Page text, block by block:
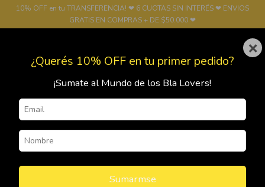
10% OFF en tu TRANSFERENCIA! ❤ 6 CUOTAS SIN INTERÉS ❤ ENVIOS
GRATIS EN COMPRAS + DE $50.000 ❤
0
Inicio > FUNDAS > Fundas Samsung > A51
A51
×
¿Querés 10% OFF en tu primer pedido?
¡Sumate al Mundo de los Bla Lovers!
Sumarmse